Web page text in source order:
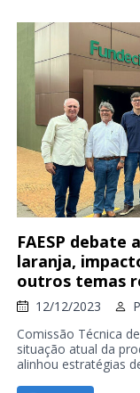
FAESP debate
laranja,
outros temas
12/12/2023
Comissão Técnica
situação atual da
alinhou estratégias